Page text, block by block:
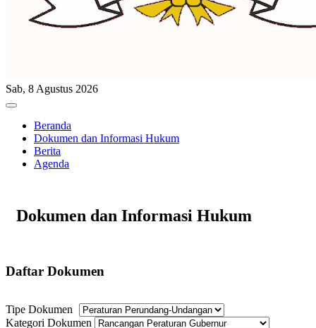
Sab, 8 Agustus 2026
Beranda
Dokumen dan Informasi Hukum
Berita
Agenda
Dokumen dan Informasi Hukum
Daftar Dokumen
Tipe Dokumen
Kategori Dokumen